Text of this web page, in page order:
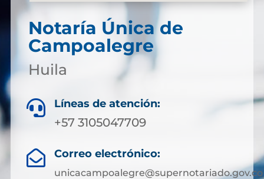
Notaría Única de
Campoalegre
Huila
 Líneas de atención:
+57 3105047709
 Correo electrónico:
unicacampoalegre@supernotariado.gov.co